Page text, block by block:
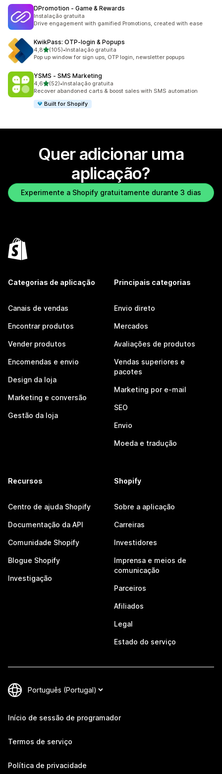
DPromotion ‑ Game & Rewards
Instalação gratuita
Drive engagement with gamified Promotions, created with ease
KwikPass: OTP‑login & Popups
4,8de 5 estrelas
(105)
105 total de avaliações
•Instalação gratuita
Pop up window for sign ups, OTP login, newsletter popups
YSMS ‑ SMS Marketing
4,6de 5 estrelas
(52)
52 total de avaliações
•Instalação gratuita
Recover abandoned carts & boost sales with SMS automation
Built for Shopify
Quer adicionar uma
aplicação?
Experimente a Shopify gratuitamente durante 3 dias
Categorias de aplicação
Canais de vendas
Encontrar produtos
Vender produtos
Encomendas e envio
Design da loja
Marketing e conversão
Gestão da loja
Principais categorias
Envio direto
Mercados
Avaliações de produtos
Vendas superiores e
pacotes
Marketing por e-mail
SEO
Envio
Moeda e tradução
Recursos
Centro de ajuda Shopify
Documentação da API
Comunidade Shopify
Blogue Shopify
Investigação
Shopify
Sobre a aplicação
Carreiras
Investidores
Imprensa e meios de
comunicação
Parceiros
Afiliados
Legal
Estado do serviço
Início de sessão de programador
Termos de serviço
Política de privacidade